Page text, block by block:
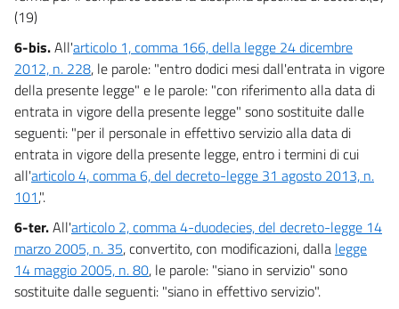
(19)
6-bis.All'articolo 1, comma 166, della legge 24 dicembre
2012, n. 228, le parole: "entro dodici mesi dall'entrata in vigore
della presente legge" e le parole: "con riferimento alla data di
entrata in vigore della presente legge" sono sostituite dalle
seguenti: "per il personale in effettivo servizio alla data di
entrata in vigore della presente legge, entro i termini di cui
all'articolo 4, comma 6, del decreto-legge 31 agosto 2013, n.
101,".
6-ter.All'articolo 2, comma 4-duodecies, del decreto-legge 14
marzo 2005, n. 35, convertito, con modificazioni, dalla legge
14 maggio 2005, n. 80, le parole: "siano in servizio" sono
sostituite dalle seguenti: "siano in effettivo servizio".